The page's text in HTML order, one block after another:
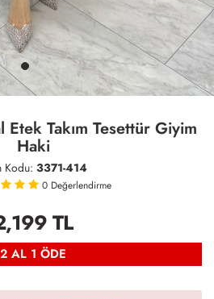
Takım Tesettür Giyim
Haki
Kodu: 3371-414
0 Değerlendirme
TL
2 AL 1 ÖDE